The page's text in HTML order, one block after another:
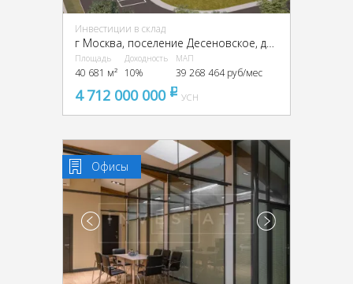
Инвестиции в склад
г Москва, поселение Десеновское, деревня Кувекино, ТиНАО,
Площадь
40 681 м²
Доходность
10%
МАП
39 268 464 руб/мес
4 712 000 000 pуб
УСН
Офисы